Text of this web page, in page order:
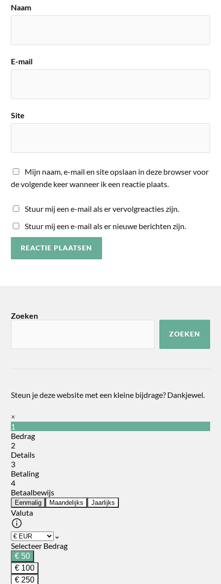
Naam
E-mail
Site
Mijn naam, e-mail en site opslaan in deze browser voor
de volgende keer wanneer ik een reactie plaats.
Stuur mij een e-mail als er vervolgreacties zijn.
Stuur mij een e-mail als er nieuwe berichten zijn.
Zoeken
ZOEKEN
Steun je deze website met een kleine bijdrage? Dankjewel.